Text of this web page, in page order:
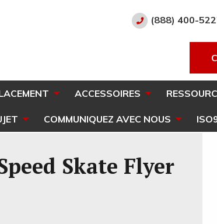
(888) 400-
ACCESSOIRES
COMMUNIQUEZ AVEC NOUS
Skate Flyer